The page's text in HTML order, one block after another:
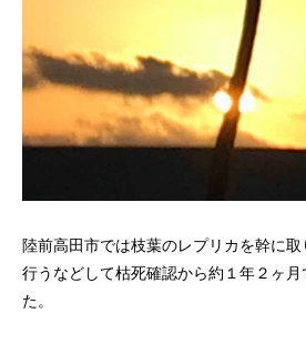
陸前高田市では枝葉のレプリカを幹に
行うなどして枯死確認から約１年２ヶ
た。